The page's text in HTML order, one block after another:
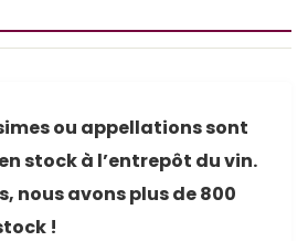
ou appellations sont
stock à l’entrepôt du vin.
nous avons plus de 800
!